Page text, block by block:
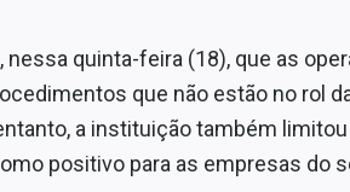
nessa quinta-feira (18), que as
que não estão no rol
a instituição também
positivo para as empresas do